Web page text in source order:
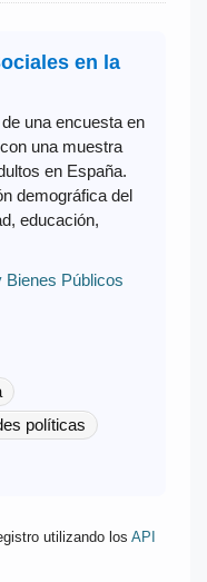
en la
una encuesta en
una muestra
en España.
demográfica del
educación,
Bienes Públicos
políticas
utilizando los API